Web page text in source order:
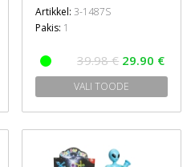
Artikkel: 3-1487S
Pakis: 1
39.98 € 29.90 €
VALI TOODE